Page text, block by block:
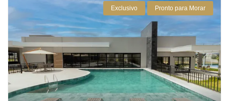
Exclusivo Pronto para Morar